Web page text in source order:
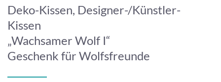
Deko-Kissen, Designer-/Künstler-
Kissen
„Wachsamer Wolf I“
Geschenk für Wolfsfreunde